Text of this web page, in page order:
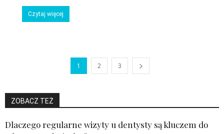
Czytaj więcej
1 2 3
ZOBACZ TEŻ
Dlaczego regularne wizyty u dentysty są kluczem do